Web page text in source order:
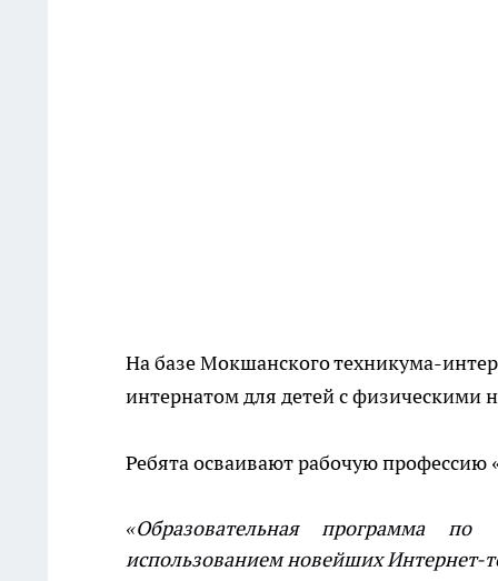
На базе Мокшанского техникума-
интернатом для детей с физическими
Ребята осваивают рабочую профессию
«Образовательная программа
использованием новейших Интернет-